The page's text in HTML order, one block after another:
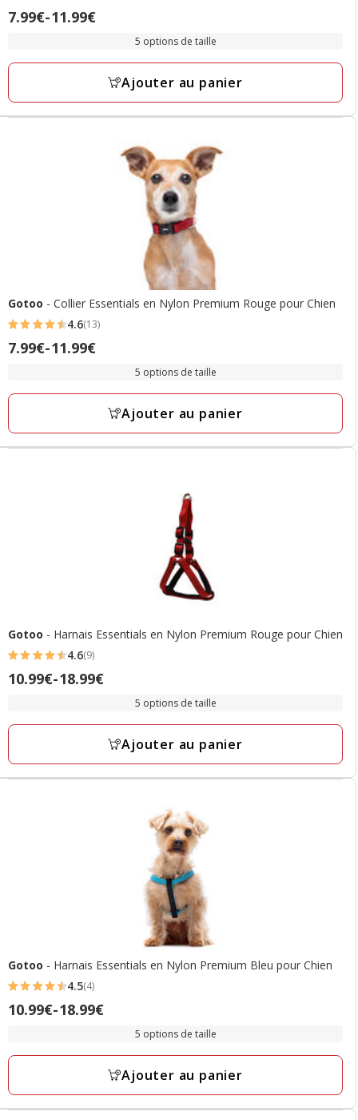
étoiles
15
Prix
à
11.99€
7.99€-11.99€
5 options de taille
Ajouter au panier
Gotoo - Collier Essentials en Nylon Premium Rouge pour Chien
4.6
étoiles
13
4.6(13)
Prix
à
11.99€
7.99€-11.99€
5 options de taille
Ajouter au panier
Gotoo - Harnais Essentials en Nylon Premium Rouge pour Chien
4.6
étoiles
9
4.6(9)
Prix
à
18.99€
10.99€-18.99€
5 options de taille
Ajouter au panier
Gotoo - Harnais Essentials en Nylon Premium Bleu pour Chien
4.5
étoiles
4
4.5(4)
Prix
à
18.99€
10.99€-18.99€
5 options de taille
Ajouter au panier